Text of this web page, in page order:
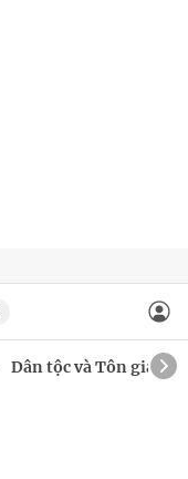
Dân tộc và Tôn giáo